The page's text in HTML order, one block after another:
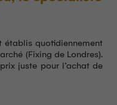
établis quotidiennement
(Fixing de Londres).
juste pour l’achat de